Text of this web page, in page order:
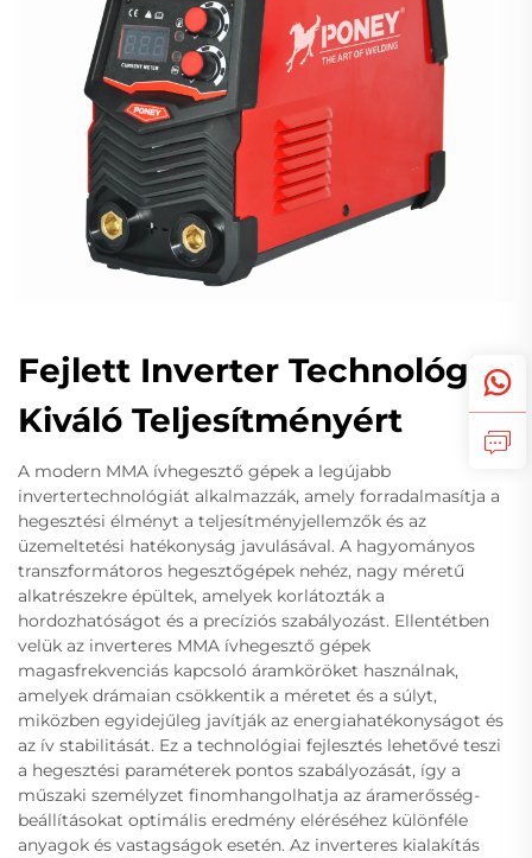
Fejlett Inverter Technológia
Kiváló Teljesítményért
A modern MMA ívhegesztő gépek a legújabb
invertertechnológiát alkalmazzák, amely forradalmasítja a
hegesztési élményt a teljesítményjellemzők és az
üzemeltetési hatékonyság javulásával. A hagyományos
transzformátoros hegesztőgépek nehéz, nagy méretű
alkatrészekre épültek, amelyek korlátozták a
hordozhatóságot és a precíziós szabályozást. Ellentétben
velük az inverteres MMA ívhegesztő gépek
magasfrekvenciás kapcsoló áramköröket használnak,
amelyek drámaian csökkentik a méretet és a súlyt,
miközben egyidejűleg javítják az energiahatékonyságot és
az ív stabilitását. Ez a technológiai fejlesztés lehetővé teszi
a hegesztési paraméterek pontos szabályozását, így a
műszaki személyzet finomhangolhatja az áramerősség-
beállításokat optimális eredmény eléréséhez különféle
anyagok és vastagságok esetén. Az inverteres kialakítás